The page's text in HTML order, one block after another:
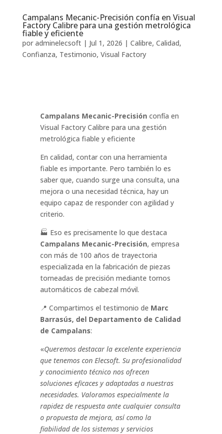
Campalans Mecanic-Precisión confía en Visual
Factory Calibre para una gestión metrológica
fiable y eficiente
por adminelecsoft| Jul 1, 2026 | Calibre, Calidad,
Confianza, Testimonio, Visual Factory
Campalans Mecanic-Precisión confía en
Visual Factory Calibre para una gestión
metrológica fiable y eficiente
En calidad, contar con una herramienta
fiable es importante. Pero también lo es
saber que, cuando surge una consulta, una
mejora o una necesidad técnica, hay un
equipo capaz de responder con agilidad y
criterio.
🏭 Eso es precisamente lo que destaca
Campalans Mecanic-Precisión, empresa
con más de 100 años de trayectoria
especializada en la fabricación de piezas
torneadas de precisión mediante tornos
automáticos de cabezal móvil.
📍 Compartimos el testimonio de Marc
Barrasús, del Departamento de Calidad
de Campalans:
«Queremos destacar la excelente experiencia
que tenemos con Elecsoft. Su profesionalidad
y conocimiento técnico nos ofrecen
soluciones eficaces y adaptadas a nuestras
necesidades. Valoramos especialmente la
rapidez de respuesta ante cualquier consulta
o propuesta de mejora, así como la
fiabilidad de los sistemas y servicios